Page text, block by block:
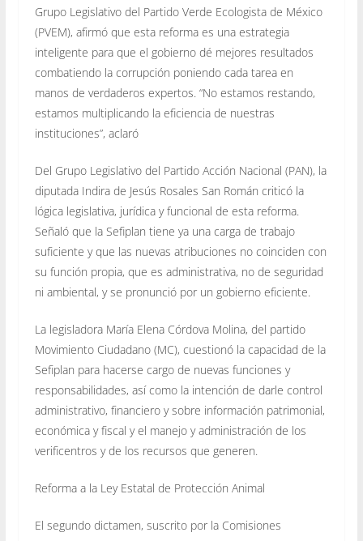
Grupo Legislativo del Partido Verde Ecologista de México
(PVEM), afirmó que esta reforma es una estrategia
inteligente para que el gobierno dé mejores resultados
combatiendo la corrupción poniendo cada tarea en
manos de verdaderos expertos. “No estamos restando,
estamos multiplicando la eficiencia de nuestras
instituciones”, aclaró
Del Grupo Legislativo del Partido Acción Nacional (PAN), la
diputada Indira de Jesús Rosales San Román criticó la
lógica legislativa, jurídica y funcional de esta reforma.
Señaló que la Sefiplan tiene ya una carga de trabajo
suficiente y que las nuevas atribuciones no coinciden con
su función propia, que es administrativa, no de seguridad
ni ambiental, y se pronunció por un gobierno eficiente.
La legisladora María Elena Córdova Molina, del partido
Movimiento Ciudadano (MC), cuestionó la capacidad de la
Sefiplan para hacerse cargo de nuevas funciones y
responsabilidades, así como la intención de darle control
administrativo, financiero y sobre información patrimonial,
económica y fiscal y el manejo y administración de los
verificentros y de los recursos que generen.
Reforma a la Ley Estatal de Protección Animal
El segundo dictamen, suscrito por la Comisiones